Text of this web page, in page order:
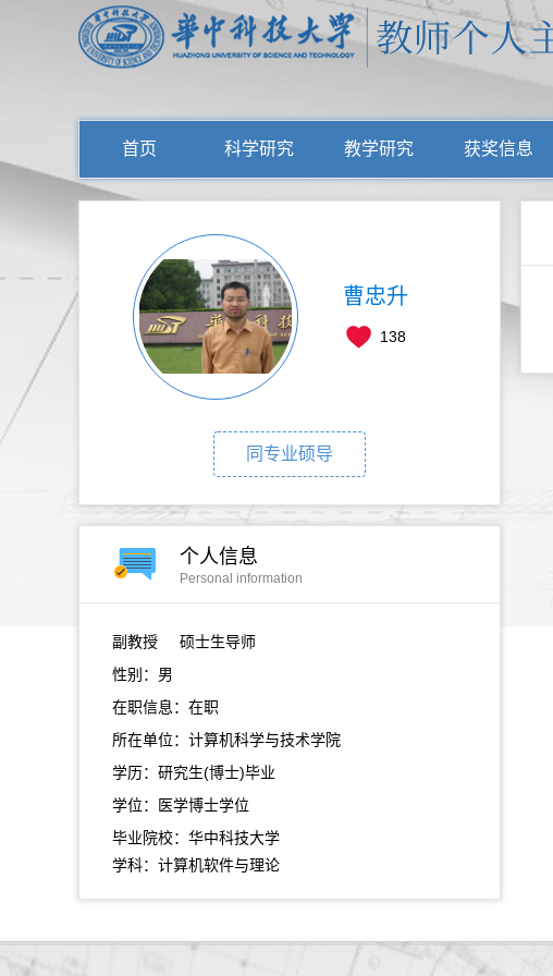
首页 科学研究 教学研究 获奖信息
曹忠升
138
同专业硕导
个人信息
Personal information
副教授
硕士生导师
性别：男
在职信息：在职
所在单位：计算机科学与技术学院
学历：研究生(博士)毕业
学位：医学博士学位
毕业院校：华中科技大学
学科：计算机软件与理论